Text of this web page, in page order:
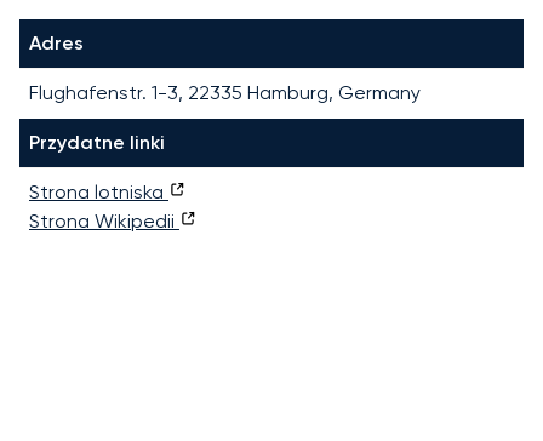
Adres
Flughafenstr. 1-3, 22335 Hamburg, Germany
Przydatne linki
Strona lotniska
Strona Wikipedii